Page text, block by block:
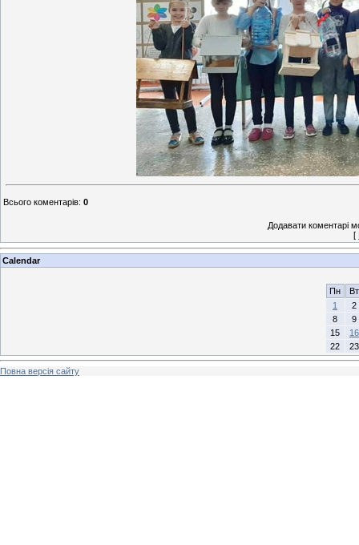
Всього коментарів: 0
Додавати коментарі
[
Calendar
Пн
Вт
1
2
8
9
15
16
22
23
Повна версія сайту